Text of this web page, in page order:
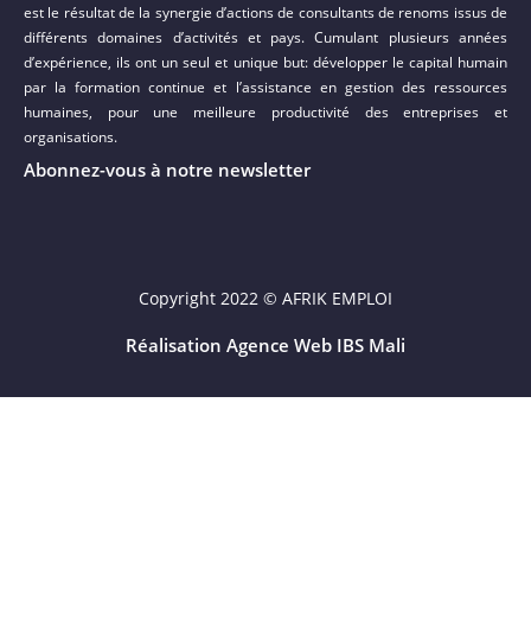
est le résultat de la synergie d’actions de consultants de renoms issus de
différents domaines d’activités et pays. Cumulant plusieurs années
d’expérience, ils ont un seul et unique but: développer le capital humain
par la formation continue et l’assistance en gestion des ressources
humaines, pour une meilleure productivité des entreprises et
organisations.
Abonnez-vous à notre newsletter
Copyright 2022 © AFRIK EMPLOI
Réalisation Agence Web IBS Mali